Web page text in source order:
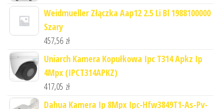
Weidmueller Złączka Aap12 2.5 Li Bl 1988100000
Szary
457,56 zł
Uniarch Kamera Kopułkowa Ipc T314 Apkz Ip
4Mpx (IPCT314APKZ)
417,05 zł
Dahua Kamera Ip 8Mpx Ipc-Hfw3849T1-As-Pv-